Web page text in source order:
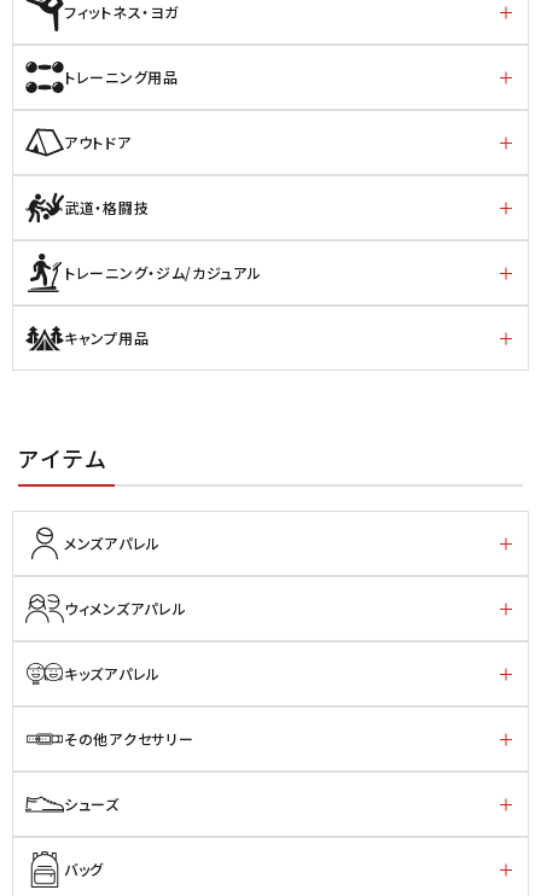
フィットネス・ヨガ
トレーニング用品
アウトドア
武道・格闘技
トレーニング・ジム/カジュアル
キャンプ用品
アイテム
メンズアパレル
ウィメンズアパレル
キッズアパレル
その他アクセサリー
シューズ
バッグ